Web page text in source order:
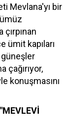
Mevlana'yı bir
çırpınan
ümit kapıları
güneşler
çağırıyor,
konuşmasını